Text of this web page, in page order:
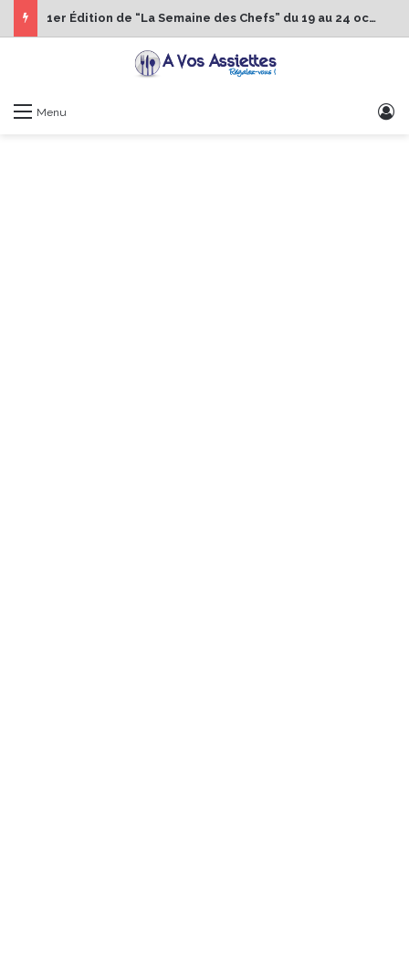
1er Édition de “La Semaine des Chefs” du 19 au 24 octobre 2026
Menu